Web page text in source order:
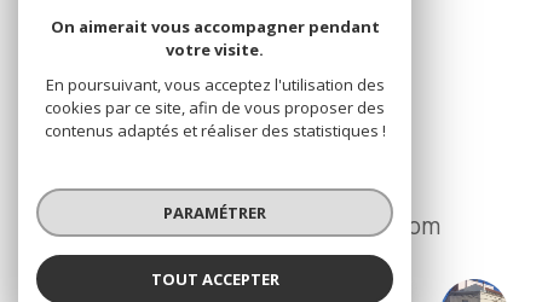
74 Avenue de Paris
42300Roanne
04 77 70 15 55
ag.roanne@cupillard-immo.com
On aimerait vous accompagner pendant
votre visite.
En poursuivant, vous acceptez l'utilisation des
cookies par ce site, afin de vous proposer des
contenus adaptés et réaliser des statistiques !
PARAMÉTRER
TOUT ACCEPTER